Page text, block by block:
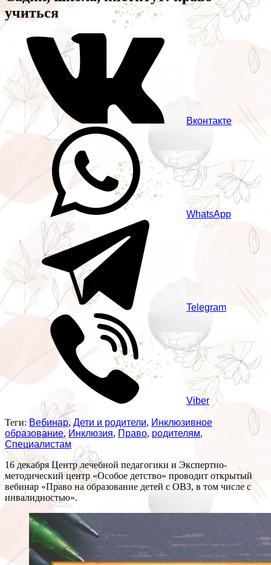
учиться
Вконтакте
WhatsApp
Telegram
Viber
Теги: Вебинар, Дети и родители, Инклюзивное
образование,Инклюзия, Право, родителям,
Специалистам
16 декабря Центр лечебной педагогики и Экспертно-
методический центр «Особое детство» проводит открытый
вебинар «Право на образование детей с ОВЗ, в том числе с
инвалидностью».